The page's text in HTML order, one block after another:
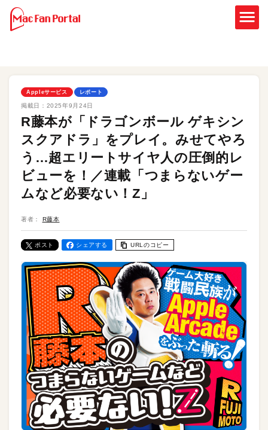
Appleサービス レポート
掲載日： 2025年9月24日
R藤本が「ドラゴンボール ゲキシン
スクアドラ」をプレイ。みせてやろ
う…超エリートサイヤ人の圧倒的レ
ビューを！／連載「つまらないゲー
ムなど必要ない！Z」
著者： R藤本
ポスト シェアする URLのコピー